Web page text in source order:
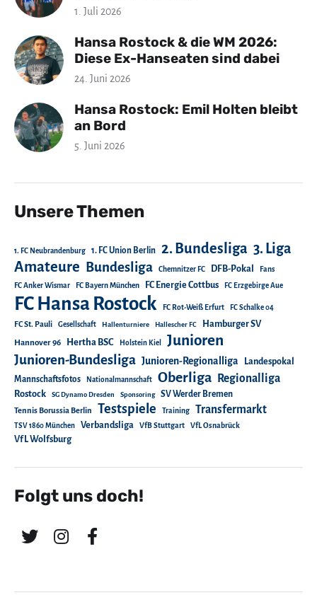
1. Juli 2026
Hansa Rostock & die WM 2026:
Diese Ex-Hanseaten sind dabei
24. Juni 2026
Hansa Rostock: Emil Holten bleibt
an Bord
5. Juni 2026
Unsere Themen
1. FC Neubrandenburg 1. FC Union Berlin 2. Bundesliga 3. Liga
Amateure Bundesliga Chemnitzer FC DFB-Pokal Fans
FC Anker Wismar FC Bayern München FC Energie Cottbus FC Erzgebirge Aue
FC Hansa Rostock FC Rot-Weiß Erfurt FC Schalke 04
FC St. Pauli Gesellschaft Hallenturniere Hallescher FC Hamburger SV
Hannover 96 Hertha BSC Holstein Kiel Junioren
Junioren-Bundesliga Junioren-Regionalliga
Landespokal
Mannschaftsfotos
Nationalmannschaft Oberliga Regionalliga
Rostock SG Dynamo Dresden Sponsoring SV Werder Bremen
Tennis Borussia Berlin Testspiele Training Transfermarkt
TSV 1860 München Verbandsliga VfB Stuttgart VfL Osnabrück
VfL Wolfsburg
Folgt uns doch!